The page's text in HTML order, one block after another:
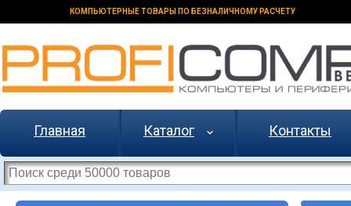
КОМПЬЮТЕРНЫЕ ТОВАРЫ ПО БЕЗНАЛИЧНОМУ РАСЧЕТУ
Главная Каталог Контакты